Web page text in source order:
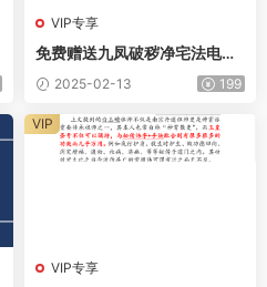
VIP专享
免费赠送九凤破秽净宅法电子
版 2025-02-13 199
VIP专享
VIP